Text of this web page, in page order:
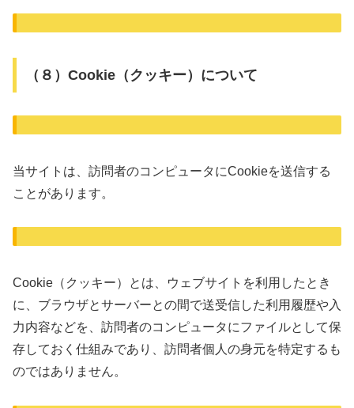
（８）Cookie（クッキー）について
当サイトは、訪問者のコンピュータにCookieを送信する
ことがあります。
Cookie（クッキー）とは、ウェブサイトを利用したとき
に、ブラウザとサーバーとの間で送受信した利用履歴や入
力内容などを、訪問者のコンピュータにファイルとして保
存しておく仕組みであり、訪問者個人の身元を特定するも
のではありません。